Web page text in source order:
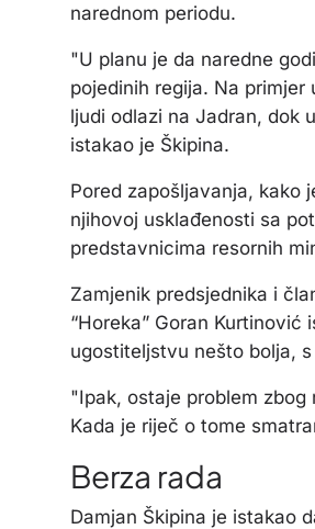
narednom periodu.
"U planu je da naredne
pojedinih regija. Na
ljudi odlazi na Jadran, dok
istakao je Škipina.
Pored zapošljavanja, kako
njihovoj usklađenosti sa
predstavnicima resornih
Zamjenik predsjednika i
“Horeka” Goran
ugostiteljstvu nešto bolja,
"Ipak, ostaje problem
Kada je riječ o tome
Berza rada
Damjan Škipina je istakao